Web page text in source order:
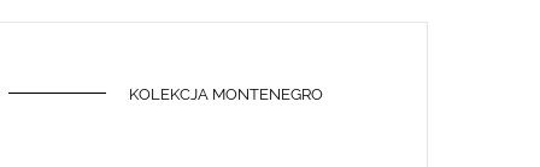
KOLEKCJA MONTENEGRO